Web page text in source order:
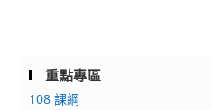
重點專區
108 課綱